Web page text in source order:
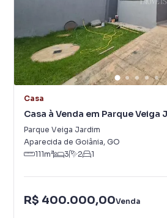
Casa
Casa à Venda em Parque Veiga
Parque Veiga Jardim
Aparecida de Goiânia, GO
111m² 3 2 1
R$ 400.000,00Venda